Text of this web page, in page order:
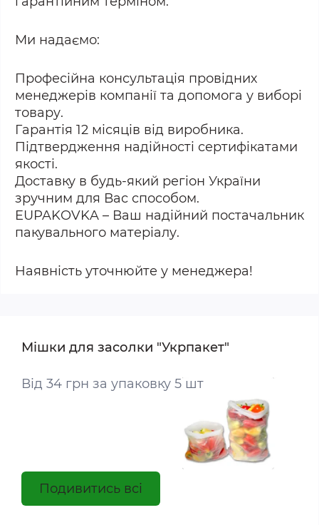
Ми надаємо:
Професійна консультація провідних
менеджерів компанії та допомога у виборі
товару.
Гарантія 12 місяців від виробника.
Підтвердження надійності сертифікатами
якості.
Доставку в будь-який регіон України
зручним для Вас способом.
EUPAKOVKA – Ваш надійний постачальник
пакувального матеріалу.
Наявність уточнюйте у менеджера!
Мішки для засолки "Укрпакет"
Від 34 грн за упаковку 5 шт
Подивитись всі